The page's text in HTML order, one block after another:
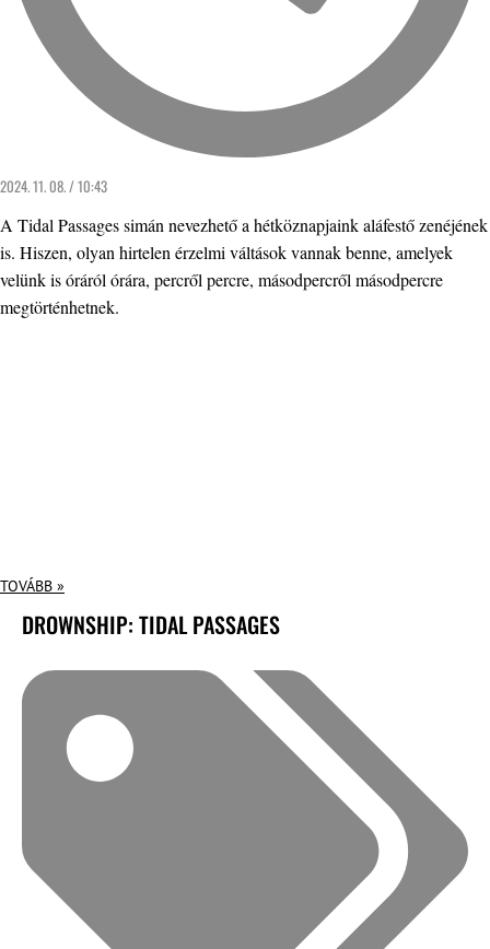
2024. 11. 08. / 10:43
A Tidal Passages simán nevezhető a hétköznapjaink aláfestő zenéjének
is. Hiszen, olyan hirtelen érzelmi váltások vannak benne, amelyek
velünk is óráról órára, percről percre, másodpercről másodpercre
megtörténhetnek.
TOVÁBB »
DROWNSHIP: TIDAL PASSAGES